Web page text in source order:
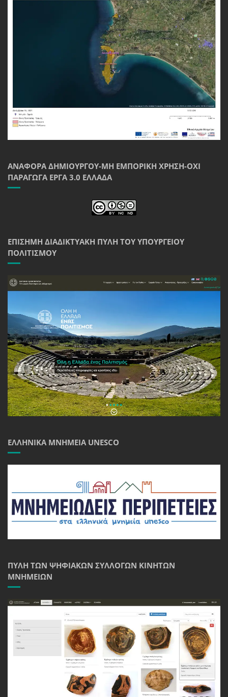
ΑΝΑΦΟΡΆ ΔΗΜΙΟΥΡΓΟΎ-ΜΗ ΕΜΠΟΡΙΚΉ ΧΡΉΣΗ-ΌΧΙ
ΠΑΡΆΓΩΓΑ ΈΡΓΑ 3.0 ΕΛΛΆΔΑ
ΕΠΊΣΗΜΗ ΔΙΑΔΙΚΤΥΑΚΉ ΠΎΛΗ ΤΟΥ ΥΠΟΥΡΓΕΊΟΥ
ΠΟΛΙΤΙΣΜΟΎ
ΕΛΛΗΝΙΚΆ ΜΝΗΜΕΊΑ UNESCO
ΠΎΛΗ ΤΩΝ ΨΗΦΙΑΚΏΝ ΣΥΛΛΟΓΏΝ ΚΙΝΗΤΏΝ
ΜΝΗΜΕΊΩΝ